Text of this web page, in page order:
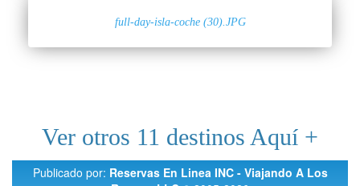
full-day-isla-coche (30).JPG
Ver otros 11 destinos Aquí +
Publicado por: Reservas En Linea INC - Viajando A Los